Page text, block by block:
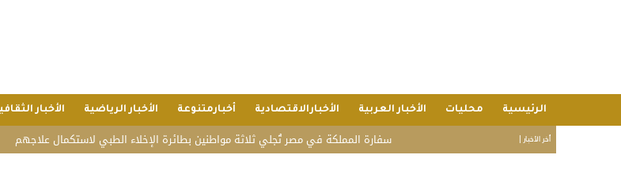
الرئيسية محليات الأخبار العربية الأخبارالاقتصادية أخبارمتنوعة الأخبار الرياضية الأخبار
أخر الأخبار | سفارة المملكة في مصر تُجلي ثلاثة مواطنين بطائرة الإخلاء الطبي لاستكمال علاجهم